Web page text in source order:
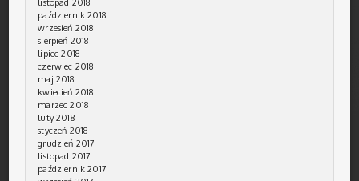
październik 2018
wrzesień 2018
sierpień 2018
lipiec 2018
czerwiec 2018
maj 2018
kwiecień 2018
marzec 2018
luty 2018
styczeń 2018
grudzień 2017
listopad 2017
październik 2017